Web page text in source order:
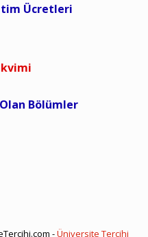
Ücretleri
Olan Bölümler
-Üniversite Tercihi